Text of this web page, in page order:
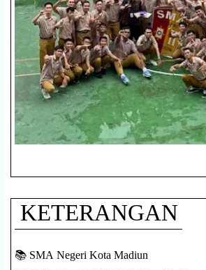
KETERANGAN
📚 SMA Negeri Kota Madiun